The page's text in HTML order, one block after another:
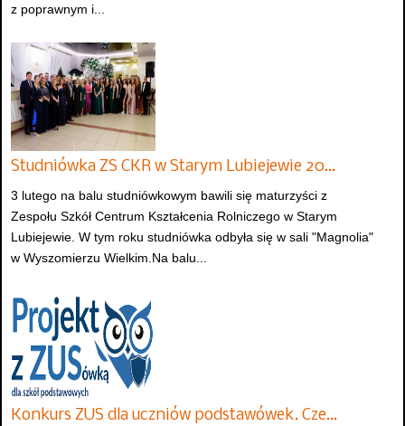
z poprawnym i...
Studniówka ZS CKR w Starym Lubiejewie 20…
3 lutego na balu studniówkowym bawili się maturzyści z
Zespołu Szkół Centrum Kształcenia Rolniczego w Starym
Lubiejewie. W tym roku studniówka odbyła się w sali "Magnolia"
w Wyszomierzu Wielkim.Na balu...
Konkurs ZUS dla uczniów podstawówek. Cze…